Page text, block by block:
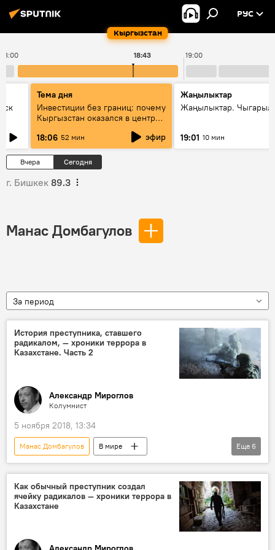
Кыргызстан
РУС
18:00 19:00
18:43
Тема дня
Инвестиции без границ: почему
Кыргызстан оказался в центре
18:06 52 мин эфир
Жаңылыктар
Жаңылыктар.
19:01 10 мин
Вчера Сегодня
г. Бишкек 89.3
Манас Домбагулов
За период
История преступника, ставшего
радикалом, — хроники террора в
Казахстане. Часть 2
Александр Мироглов
Колумнист
5 ноября 2018, 13:34
Манас Домбагулов
В мире
Происшествия
Колумнисты
Азия
Казахстан
радикальные течения
срок
Еще 6
Как обычный преступник создал
ячейку радикалов — хроники террора в
Казахстане